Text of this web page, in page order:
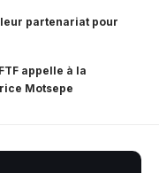
leur partenariat pour
appelle à la
Motsepe